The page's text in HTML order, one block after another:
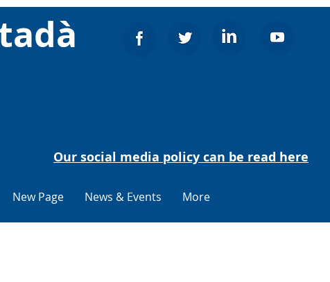
Our social media policy can be read here
New Page News & Events More